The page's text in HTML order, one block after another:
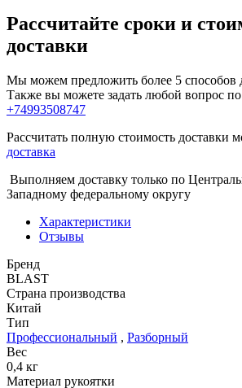
Рассчитайте сроки и
доставки
Мы можем предложить более 5 способов
Также вы можете задать любой вопрос
+74993508747
Рассчитать полную стоимость доставки
доставка
Выполняем доставку только по
Западному федеральному округу
Характеристики
Отзывы
Бренд
BLAST
Страна производства
Китай
Тип
Профессиональный , Разборный
Вес
0,4 кг
Материал рукоятки